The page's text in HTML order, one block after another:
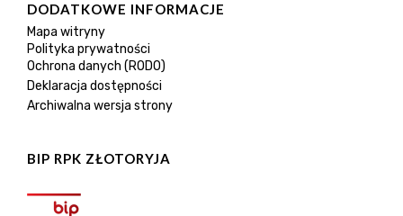
DODATKOWE INFORMACJE
Mapa witryny
Polityka prywatności
Ochrona danych (RODO)
Deklaracja dostępności
Archiwalna wersja strony
BIP RPK ZŁOTORYJA